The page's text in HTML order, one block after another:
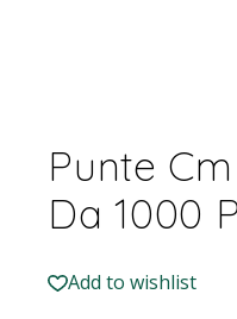
Punte
Da 1000
Add to wishlist